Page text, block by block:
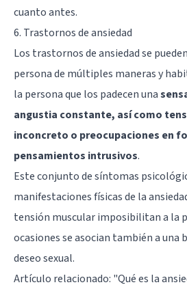
cuanto antes.
6. Trastornos de ansiedad
Los trastornos de ansiedad se
persona de múltiples maneras y
la persona que los padecen una
angustia constante, así como
inconcreto o preocupaciones en
pensamientos intrusivos.
Este conjunto de síntomas
manifestaciones físicas de la
tensión muscular imposibilitan a la
ocasiones se asocian también a una
deseo sexual.
Artículo relacionado: "Qué es la